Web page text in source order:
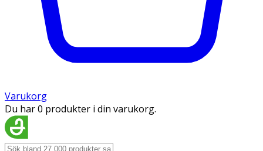
Varukorg
Du har 0 produkter i din varukorg.